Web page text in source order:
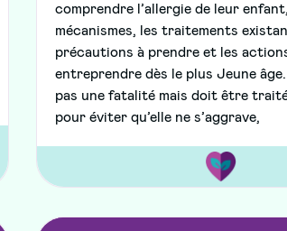
comprendre l’allergie de leur
mécanismes, les traitements
précautions à prendre et les
entreprendre dès le plus Jeune âge.
pas une fatalité mais doit être
pour éviter qu’elle ne s’aggrave,